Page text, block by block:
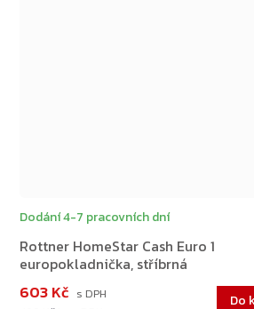
Rottner HomeStar Cash Euro 1
europokladnička, stříbrná
Dodání 4-7 pracovních dní
603 Kč Do